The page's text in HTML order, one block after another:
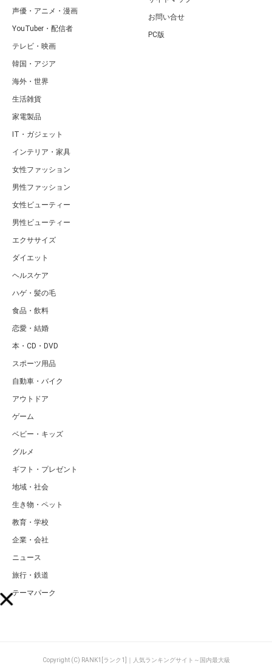
声優・アニメ・漫画
YouTuber・配信者
テレビ・映画
韓国・アジア
海外・世界
生活雑貨
家電製品
IT・ガジェット
インテリア・家具
女性ファッション
男性ファッション
女性ビューティー
男性ビューティー
エクササイズ
ダイエット
ヘルスケア
ハゲ・髪の毛
食品・飲料
恋愛・結婚
本・CD・DVD
スポーツ用品
自動車・バイク
アウトドア
ゲーム
ベビー・キッズ
グルメ
ギフト・プレゼント
地域・社会
生き物・ペット
教育・学校
企業・会社
ニュース
旅行・鉄道
テーマパーク
お問い合せ
PC版
Copyright (C) RANK1[ランク1]｜人気ランキングサイト～国内最大級